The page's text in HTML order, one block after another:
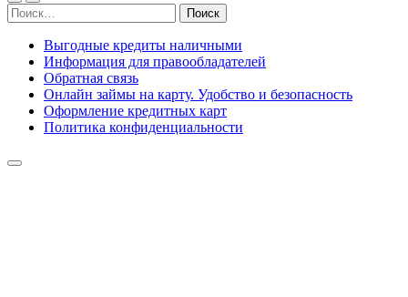
Найти:
Выгодные кредиты наличными
Информация для правообладателей
Обратная связь
Онлайн займы на карту. Удобство и безопасность
Оформление кредитных карт
Политика конфиденциальности